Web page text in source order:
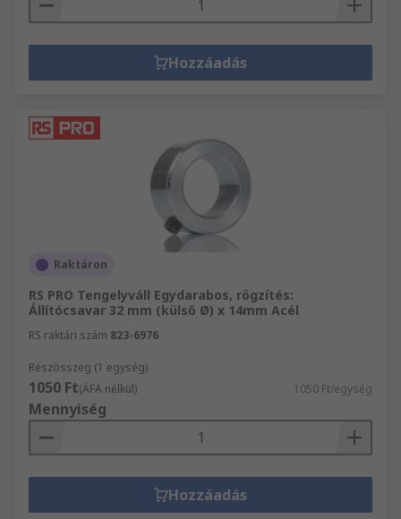
Hozzáadás
Raktáron
RS PRO Tengelyváll Egydarabos, rögzítés:
Állítócsavar 32 mm (külső Ø) x 14mm Acél
RS raktári szám 823-6976
Részösszeg (1 egység)
1050 Ft(ÁFA nélkül) 1050 Ft/egység
Mennyiség
Hozzáadás